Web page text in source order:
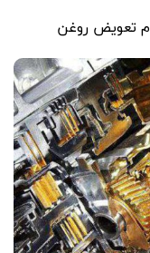
تعویض روغن